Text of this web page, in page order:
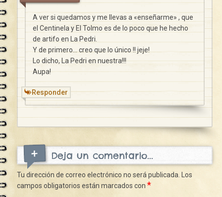
A ver si quedamos y me llevas a «enseñarme» , que
el Centinela y El Tolmo es de lo poco que he hecho
de artifo en La Pedri.
Y de primero… creo que lo único !! jeje!
Lo dicho, La Pedri en nuestra!!!
Aupa!
Responder
Deja un comentario...
Tu dirección de correo electrónico no será publicada. Los
campos obligatorios están marcados con*